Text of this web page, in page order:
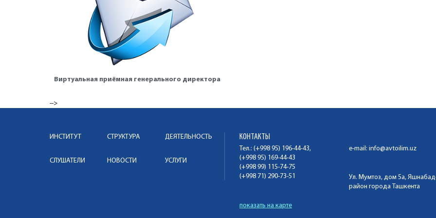
Виртуальная приёмная генерального директора
-->
ИНСТИТУТ СТРУКТУРА ДЕЯТЕЛЬНОСТЬ
СЛУШАТЕЛИ НОВОСТИ УСЛУГИ
КОНТАКТЫ
Тел.: (+998 95) 196-44-43,
(+998 95) 169-44-43
(+998 99) 115-74-75
(+998 71) 290-73-51
e-mail: info@avtoilim.uz
Ул. Мумтоз, дом 5а,
район города Ташкента
показать на карте